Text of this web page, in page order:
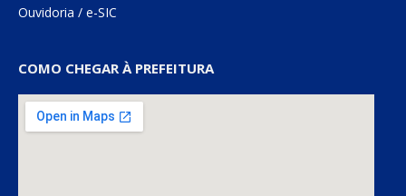
Ouvidoria / e-SIC
COMO CHEGAR À PREFEITURA